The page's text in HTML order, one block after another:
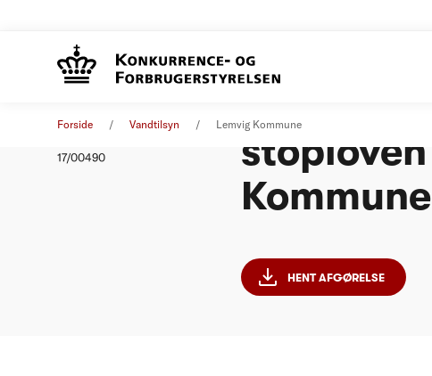
Forside Vandtilsyn Lemvig Kommune
17/00490
Kommune
HENT AFGØRELSE